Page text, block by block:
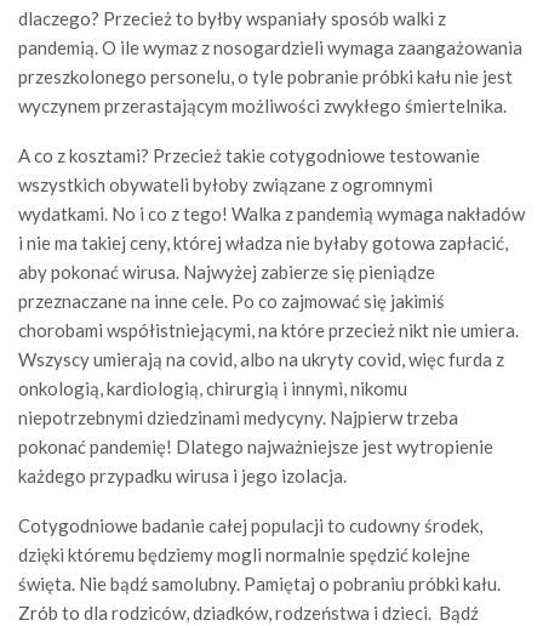
dlaczego? Przecież to byłby wspaniały sposób walki z
pandemią. O ile wymaz z nosogardzieli wymaga zaangażowania
przeszkolonego personelu, o tyle pobranie próbki kału nie jest
wyczynem przerastającym możliwości zwykłego śmiertelnika.
A co z kosztami? Przecież takie cotygodniowe testowanie
wszystkich obywateli byłoby związane z ogromnymi
wydatkami. No i co z tego! Walka z pandemią wymaga nakładów
i nie ma takiej ceny, której władza nie byłaby gotowa zapłacić,
aby pokonać wirusa. Najwyżej zabierze się pieniądze
przeznaczane na inne cele. Po co zajmować się jakimiś
chorobami współistniejącymi, na które przecież nikt nie umiera.
Wszyscy umierają na covid, albo na ukryty covid, więc furda z
onkologią, kardiologią, chirurgią i innymi, nikomu
niepotrzebnymi dziedzinami medycyny. Najpierw trzeba
pokonać pandemię! Dlatego najważniejsze jest wytropienie
każdego przypadku wirusa i jego izolacja.
Cotygodniowe badanie całej populacji to cudowny środek,
dzięki któremu będziemy mogli normalnie spędzić kolejne
święta. Nie bądź samolubny. Pamiętaj o pobraniu próbki kału.
Zrób to dla rodziców, dziadków, rodzeństwa i dzieci. Bądź